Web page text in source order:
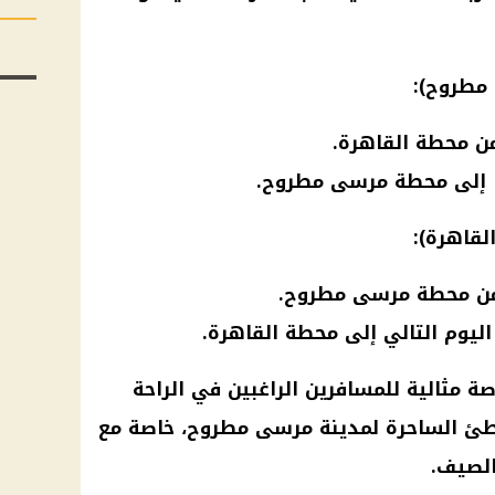
للمسافرين الراغبين في الراحة
الساحرة لمدينة مرسى مطروح، خاصة مع